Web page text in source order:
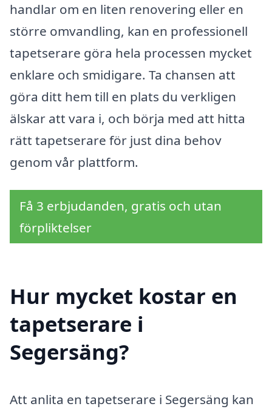
handlar om en liten renovering eller en
större omvandling, kan en professionell
tapetserare göra hela processen mycket
enklare och smidigare. Ta chansen att
göra ditt hem till en plats du verkligen
älskar att vara i, och börja med att hitta
rätt tapetserare för just dina behov
genom vår plattform.
Få 3 erbjudanden, gratis och utan
förpliktelser
Hur mycket kostar en
tapetserare i
Segersäng?
Att anlita en tapetserare i Segersäng kan